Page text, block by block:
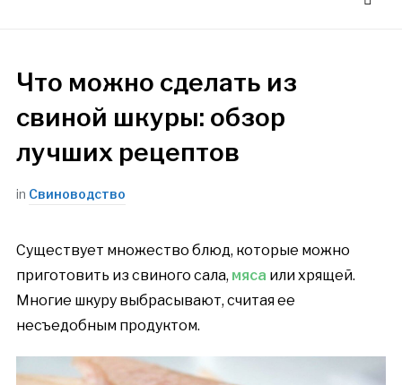
Что можно сделать из
свиной шкуры: обзор
лучших рецептов
in Свиноводство
Существует множество блюд, которые можно
приготовить из свиного сала, мяса или хрящей.
Многие шкуру выбрасывают, считая ее
несъедобным продуктом.